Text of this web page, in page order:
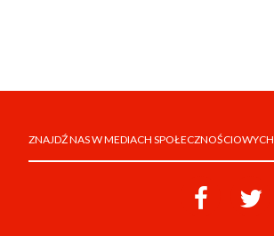
ZNAJDŹ NAS W MEDIACH SPOŁECZNOŚCIOWYCH